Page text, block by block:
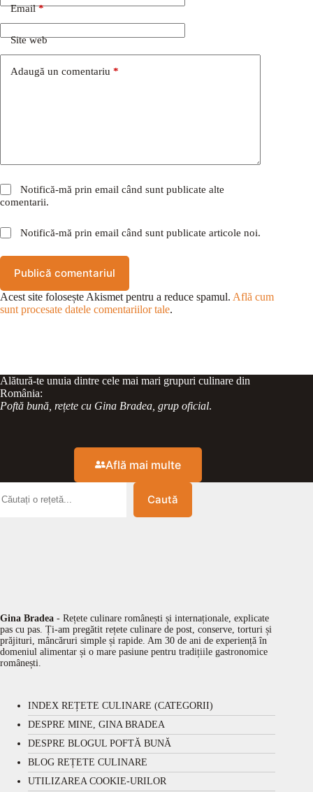
Email*
Site web
Adaugă un comentariu *
Notifică-mă prin email când sunt publicate alte
comentarii.
Notifică-mă prin email când sunt publicate articole noi.
Publică comentariul
Acest site folosește Akismet pentru a reduce spamul. Află cum
sunt procesate datele comentariilor tale.
Alătură-te unuia dintre cele mai mari grupuri culinare din
România:
Poftă bună, rețete cu Gina Bradea, grup oficial.
Află mai multe
Caută
Gina Bradea - Rețete culinare românești și internaționale, explicate
pas cu pas. Ți-am pregătit rețete culinare de post, conserve, torturi și
prăjituri, mâncăruri simple și rapide. Am 30 de ani de experiență în
domeniul alimentar și o mare pasiune pentru tradițiile gastronomice
românești.
INDEX REȚETE CULINARE (CATEGORII)
DESPRE MINE, GINA BRADEA
DESPRE BLOGUL POFTĂ BUNĂ
BLOG REȚETE CULINARE
UTILIZAREA COOKIE-URILOR